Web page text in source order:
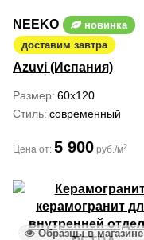
NEEKO
новинка
доставим завтра
Azuvi (Испания)
Размер 60x120
Стиль современный
Цена от: 5 900 руб./м2
Образцы в магазине